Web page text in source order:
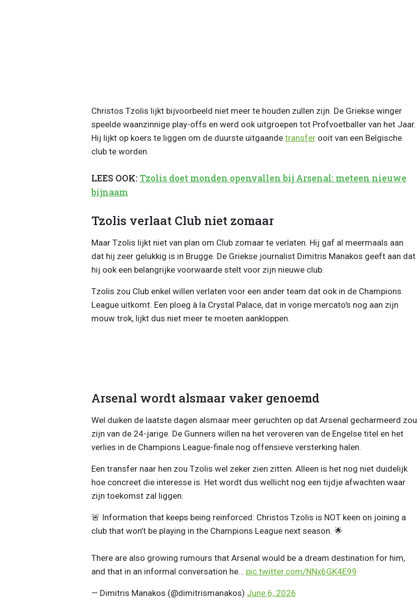
Christos Tzolis lijkt bijvoorbeeld niet meer te houden zullen zijn. De Griekse winger
speelde waanzinnige play-offs en werd ook uitgroepen tot Profvoetballer van het Jaar.
Hij lijkt op koers te liggen om de duurste uitgaande transferooit van een Belgische
club te worden.
LEES OOK: Tzolis doet monden openvallen bij Arsenal: meteen nieuwe
bijnaam
Tzolis verlaat Club niet zomaar
Maar Tzolis lijkt niet van plan om Club zomaar te verlaten. Hij gaf al meermaals aan
dat hij zeer gelukkig is in Brugge. De Griekse journalist Dimitris Manakos geeft aan dat
hij ook een belangrijke voorwaarde stelt voor zijn nieuwe club.
Tzolis zou Club enkel willen verlaten voor een ander team dat ook in de Champions
League uitkomt. Een ploeg à la Crystal Palace, dat in vorige mercato's nog aan zijn
mouw trok, lijkt dus niet meer te moeten aankloppen.
Arsenal wordt alsmaar vaker genoemd
Wel duiken de laatste dagen alsmaar meer geruchten op dat Arsenal gecharmeerd zou
zijn van de 24-jarige. De Gunners willen na het veroveren van de Engelse titel en het
verlies in de Champions League-finale nog offensieve versterking halen.
Een transfer naar hen zou Tzolis wel zeker zien zitten. Alleen is het nog niet duidelijk
hoe concreet die interesse is. Het wordt dus wellicht nog een tijdje afwachten waar
zijn toekomst zal liggen.
🚨 Information that keeps being reinforced: Christos Tzolis is NOT keen on joining a
club that won’t be playing in the Champions League next season. 🌟
There are also growing rumours that Arsenal would be a dream destination for him,
and that in an informal conversation he… pic.twitter.com/NNx6GK4E99
— Dimitris Manakos (@dimitrismanakos) June 6, 2026